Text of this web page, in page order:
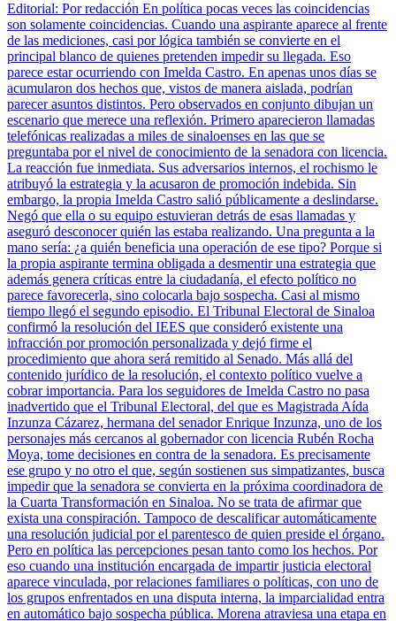
Editorial: Por redacción En política pocas veces las coincidencias
son solamente coincidencias. Cuando una aspirante aparece al frente
de las mediciones, casi por lógica también se convierte en el
principal blanco de quienes pretenden impedir su llegada. Eso
parece estar ocurriendo con Imelda Castro. En apenas unos días se
acumularon dos hechos que, vistos de manera aislada, podrían
parecer asuntos distintos. Pero observados en conjunto dibujan un
escenario que merece una reflexión. Primero aparecieron llamadas
telefónicas realizadas a miles de sinaloenses en las que se
preguntaba por el nivel de conocimiento de la senadora con licencia.
La reacción fue inmediata. Sus adversarios internos, el rochismo le
atribuyó la estrategia y la acusaron de promoción indebida. Sin
embargo, la propia Imelda Castro salió públicamente a deslindarse.
Negó que ella o su equipo estuvieran detrás de esas llamadas y
aseguró desconocer quién las estaba realizando. Una pregunta a la
mano sería: ¿a quién beneficia una operación de ese tipo? Porque si
la propia aspirante termina obligada a desmentir una estrategia que
además genera críticas entre la ciudadanía, el efecto político no
parece favorecerla, sino colocarla bajo sospecha. Casi al mismo
tiempo llegó el segundo episodio. El Tribunal Electoral de Sinaloa
confirmó la resolución del IEES que consideró existente una
infracción por promoción personalizada y dejó firme el
procedimiento que ahora será remitido al Senado. Más allá del
contenido jurídico de la resolución, el contexto político vuelve a
cobrar importancia. Para los seguidores de Imelda Castro no pasa
inadvertido que el Tribunal Electoral, del que es Magistrada Aída
Inzunza Cázarez, hermana del senador Enrique Inzunza, uno de los
personajes más cercanos al gobernador con licencia Rubén Rocha
Moya, tome decisiones en contra de la senadora. Es precisamente
ese grupo y no otro el que, según sostienen sus simpatizantes, busca
impedir que la senadora se convierta en la próxima coordinadora de
la Cuarta Transformación en Sinaloa. No se trata de afirmar que
exista una conspiración. Tampoco de descalificar automáticamente
una resolución judicial por el parentesco de quien preside el órgano.
Pero en política las percepciones pesan tanto como los hechos. Por
eso cuando una institución encargada de impartir justicia electoral
aparece vinculada, por relaciones familiares o políticas, con uno de
los grupos enfrentados en una disputa interna, la imparcialidad entra
en automático bajo sospecha pública. Morena atraviesa una etapa en